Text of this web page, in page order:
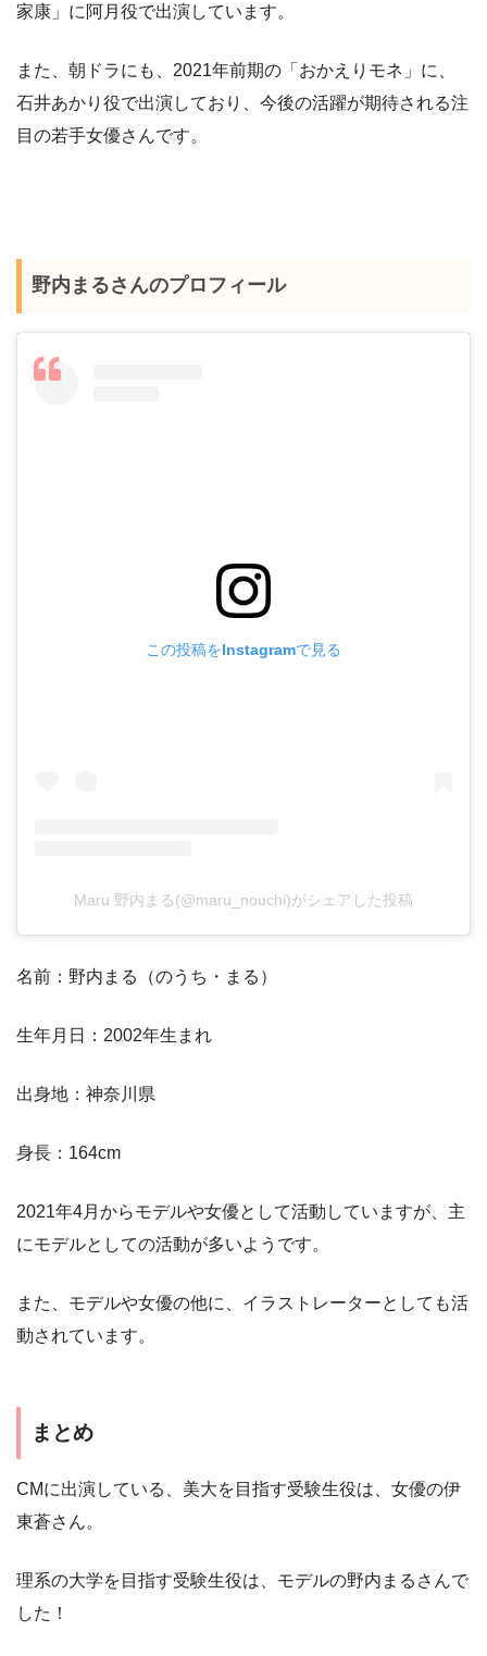
家康」に阿月役で出演しています。
また、朝ドラにも、2021年前期の「おかえりモネ」に、
石井あかり役で出演しており、今後の活躍が期待される注
目の若手女優さんです。
野内まるさんのプロフィール
この投稿をInstagramで見る
Maru 野内まる(@maru_nouchi)がシェアした投稿
名前：野内まる（のうち・まる）
生年月日：2002年生まれ
出身地：神奈川県
身長：164cm
2021年4月からモデルや女優として活動していますが、主
にモデルとしての活動が多いようです。
また、モデルや女優の他に、イラストレーターとしても活
動されています。
まとめ
CMに出演している、美大を目指す受験生役は、女優の伊
東蒼さん。
理系の大学を目指す受験生役は、モデルの野内まるさんで
した！